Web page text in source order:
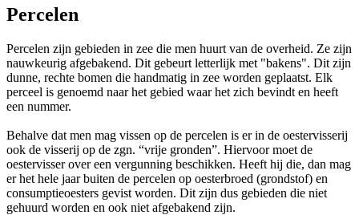
Percelen
Percelen zijn gebieden in zee die men huurt van de overheid. Ze zijn
nauwkeurig afgebakend. Dit gebeurt letterlijk met "bakens". Dit zijn
dunne, rechte bomen die handmatig in zee worden geplaatst. Elk
perceel is genoemd naar het gebied waar het zich bevindt en heeft
een nummer.
Behalve dat men mag vissen op de percelen is er in de oestervisserij
ook de visserij op de zgn. “vrije gronden”. Hiervoor moet de
oestervisser over een vergunning beschikken. Heeft hij die, dan mag
er het hele jaar buiten de percelen op oesterbroed (grondstof) en
consumptieoesters gevist worden. Dit zijn dus gebieden die niet
gehuurd worden en ook niet afgebakend zijn.